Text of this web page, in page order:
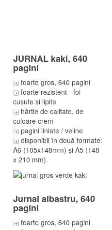
JURNAL kaki, 640
pagini
foarte gros, 640 pagini
foarte rezistent - foi
cusute și lipite
hârtie de calitate, de
culoare crem
pagini liniate / veline
disponibil în două formate:
A6 (105x148mm) și A5 (148
x 210 mm).
Jurnal albastru, 640
pagini
foarte gros, 640 pagini